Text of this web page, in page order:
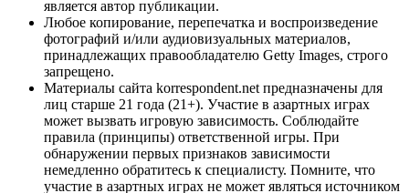
является автор публикации.
Любое копирование, перепечатка и воспроизведение
фотографий и/или аудиовизуальных материалов,
принадлежащих правообладателю Getty Images, строго
запрещено.
Материалы сайта korrespondent.net предназначены для
лиц старше 21 года (21+). Участие в азартных играх
может вызвать игровую зависимость. Соблюдайте
правила (принципы) ответственной игры. При
обнаружении первых признаков зависимости
немедленно обратитесь к специалисту. Помните, что
участие в азартных играх не может являться источником